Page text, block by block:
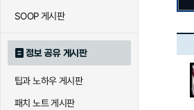
SOOP 게시판
정보 공유 게시판
팁과 노하우 게시판
패치 노트 게시판